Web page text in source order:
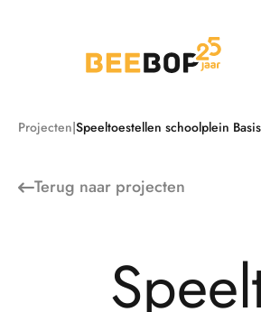
Projecten Speeltoestellen schoolplein
Terug naar projecten
Speel